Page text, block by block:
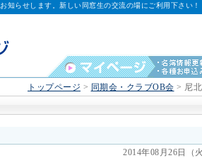
知らせします。新しい同窓生の交流の場にご利用下さい！
トップページ > 同期会・クラブOB会 > 尼
2014年08月26日（火